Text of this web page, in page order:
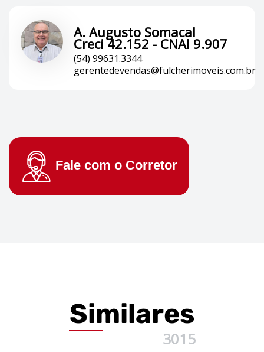
A. Augusto Somacal
Creci 42.152 - CNAI 9.907
(54) 99631.3344
gerentedevendas@fulcherimoveis.com.br
Fale com o Corretor
Similares
3015